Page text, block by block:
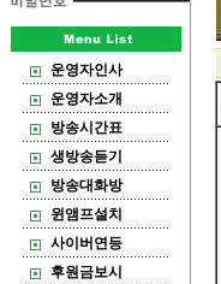
운영자인사
운영자소개
방송시간표
생방송듣기
방송대화방
윈앰프설치
사이버연등
후원금보시